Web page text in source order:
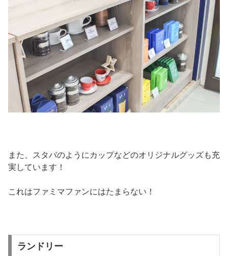
また、スタバのようにカップなどのオリジナルグッズも充
実しています！
これはファミマファンにはたまらない！
ランドリー